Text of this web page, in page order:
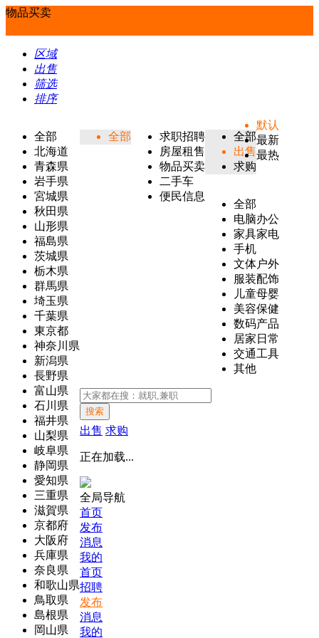
物品买卖
区域
出售
筛选
排序
全部
北海道
青森県
岩手県
宮城県
秋田県
山形県
福島県
茨城県
栃木県
群馬県
埼玉県
千葉県
東京都
神奈川県
新潟県
長野県
富山県
石川県
福井県
山梨県
岐阜県
静岡県
愛知県
三重県
滋賀県
京都府
大阪府
兵庫県
奈良県
和歌山県
鳥取県
島根県
岡山県
全部
求职招聘
房屋租售
物品买卖
二手车
便民信息
全部
出售
求购
全部
电脑办公
家具家电
手机
文体户外
服装配饰
儿童母婴
美容保健
数码产品
居家日常
交通工具
其他
默认
最新
最热
搜索
出售 求购
正在加载...
全局导航
首页
发布
消息
我的
首页
招聘
发布
消息
我的